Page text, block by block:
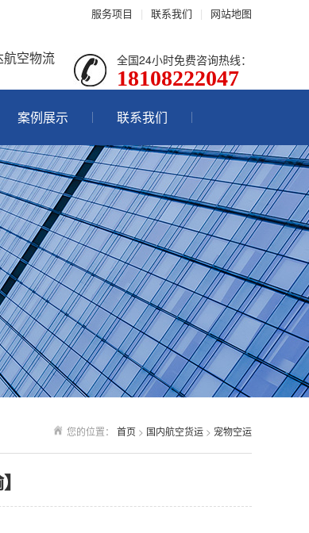
服务项目 | 联系我们 | 网站地图
空物流 全国24小时免费咨询热线：
18108222047
案例展示 联系我们
您的位置： 首页 > 国内航空货运 > 宠物空运